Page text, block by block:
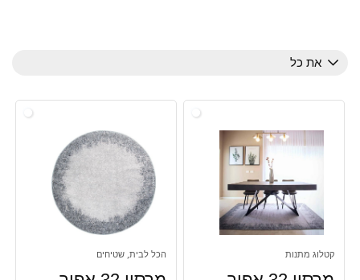
את כל
קטלוג מתנות הכל לבית, שטיחים